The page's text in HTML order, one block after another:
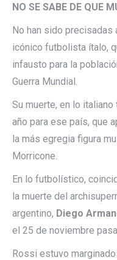
NO SE SABE DE QUE
No han sido precisadas
icónico futbolista ítalo,
infausto para la
Guerra Mundial.
Su muerte, en lo
año para ese país, que
la más egregia figura
Morricone.
En lo futbolístico,
la muerte del
argentino, Diego
el 25 de noviembre
Rossi estuvo